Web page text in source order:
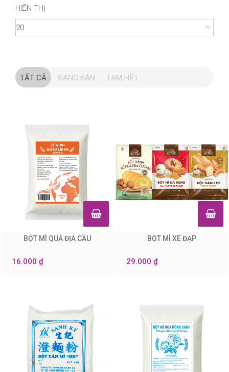
HIỂN THỊ
TẤT CẢ ĐANG BÁN TẠM HẾT
BỘT MÌ QUẢ ĐỊA CẦU
16.000 ₫
BỘT MÌ XE ĐẠP
29.000 ₫